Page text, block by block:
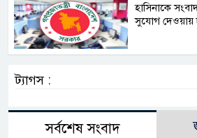
হাসিনাকে
সুযোগ দেওয়ায়
ট্যাগস :
সর্বশেষ সংবাদ